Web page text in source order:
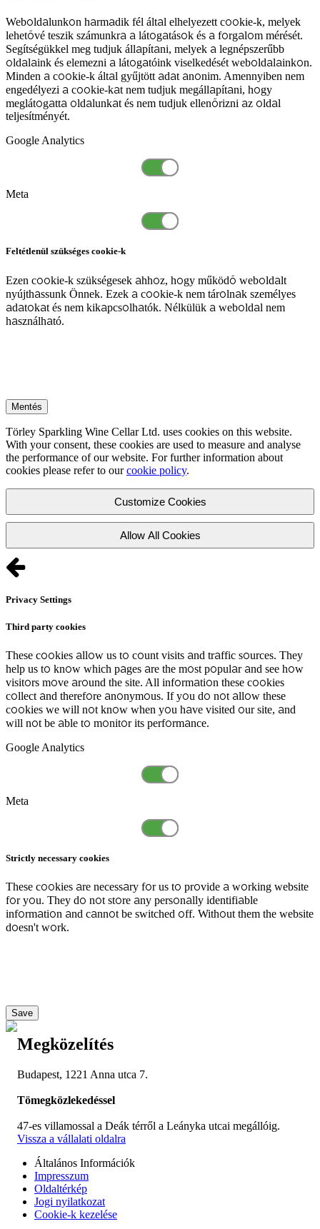
Weboldalunkon harmadik fél által elhelyezett cookie-k, melyek
lehetővé teszik számunkra a látogatások és a forgalom mérését.
Segítségükkel meg tudjuk állapítani, melyek a legnépszerűbb
oldalaink és elemezni a látogatóink viselkedését weboldalainkon.
Minden a cookie-k által gyűjtött adat anonim. Amennyiben nem
engedélyezi a cookie-kat nem tudjuk megállapítani, hogy
meglátogatta oldalunkat és nem tudjuk ellenőrizni az oldal
teljesítményét.
Google Analytics
Meta
Feltétlenül szükséges cookie-k
Ezen cookie-k szükségesek ahhoz, hogy működő weboldalt
nyújthassunk Önnek. Ezek a cookie-k nem tárolnak személyes
adatokat és nem kikapcsolhatók. Nélkülük a weboldal nem
használható.
Mentés
Törley Sparkling Wine Cellar Ltd. uses cookies on this website.
With your consent, these cookies are used to measure and analyse
the performance of our website. For further information about
cookies please refer to ourcookie policy.
Customize Cookies
Allow All Cookies
Privacy Settings
Third party cookies
These cookies allow us to count visits and traffic sources. They
help us to know which pages are the most popular and see how
visitors move around the site. All information these cookies
collect and therefore anonymous. If you do not allow these
cookies we will not know when you have visited our site, and
will not be able to monitor its performance.
Google Analytics
Meta
Strictly necessary cookies
These cookies are necessary for us to provide a working website
for you. They do not store any personally identifiable
information and cannot be switched off. Without them the website
doesn't work.
Save
Megközelítés
Budapest, 1221 Anna utca 7.
Tömegközlekedéssel
47-es villamossal a Deák térről a Leányka utcai megállóig.
Vissza a vállalati oldalra
Általános Információk
Impresszum
Oldaltérkép
Jogi nyilatkozat
Cookie-k kezelése